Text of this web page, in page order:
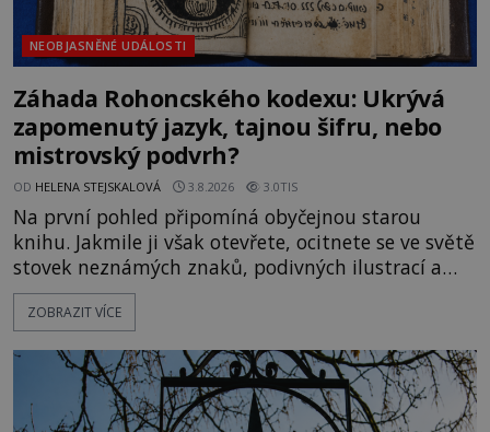
NEOBJASNĚNÉ UDÁLOSTI
Záhada Rohoncského kodexu: Ukrývá
zapomenutý jazyk, tajnou šifru, nebo
mistrovský podvrh?
OD HELENA STEJSKALOVÁ 3.8.2026 3.0TIS
Na první pohled připomíná obyčejnou starou
knihu. Jakmile ji však otevřete, ocitnete se ve světě
stovek neznámých znaků, podivných ilustrací a
textu, který už téměř dvě století vzdoruje všem
pokusům o rozluštění. Rohoncský kodex patří mezi
jistotou neví, kdo jej napsal, kdy vznikl ani co
vlastně vypráví. Rohoncský kodex se poprvé
objevuje v roce
ZOBRAZIT VÍCE